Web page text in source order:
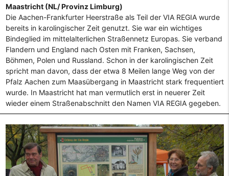
Maastricht (NL/ Provinz Limburg)
Die Aachen-Frankfurter Heerstraße als Teil der VIA REGIA wurde
bereits in karolingischer Zeit genutzt. Sie war ein wichtiges
Bindeglied im mittelalterlichen Straßennetz Europas. Sie verband
Flandern und England nach Osten mit Franken, Sachsen,
Böhmen, Polen und Russland. Schon in der karolingischen Zeit
spricht man davon, dass der etwa 8 Meilen lange Weg von der
Pfalz Aachen zum Maasübergang in Maastricht stark frequentiert
wurde. In Maastricht hat man vermutlich erst in neuerer Zeit
wieder einem Straßenabschnitt den Namen VIA REGIA gegeben.